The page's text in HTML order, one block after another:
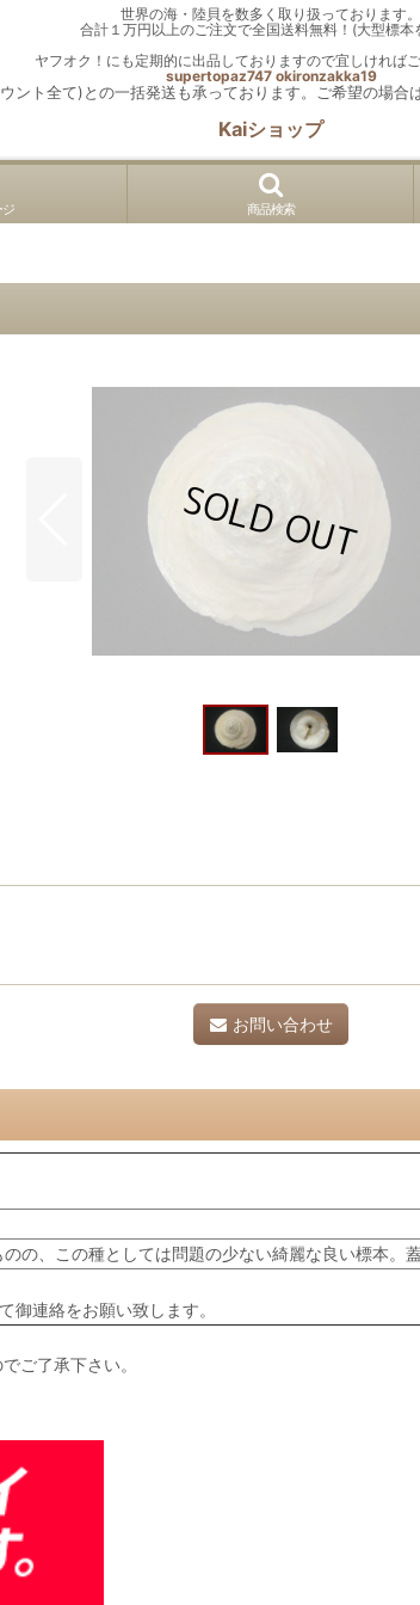
世界の海・陸貝を数多く取り扱っております。
合計１万円以上のご注文で全国送料無料！(大型標本
ヤフオク！にも定期的に出品しておりますので宜しければご
supertopaz747 okironzakka19
ント全て)との一括発送も承っております。ご希望の場合
Kaiショップ
商品検索
お問い合わせ
の、この種としては問題の少ない綺麗な良い標本。蓋
御連絡をお願い致します。
ご了承下さい。